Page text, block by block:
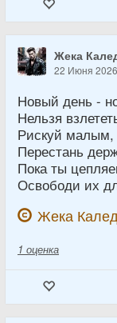
Жека
22 Июня 2026
Новый день -
Нельзя
Рискуй малым,
Перестань
Пока ты
Освободи их
Жека
1 оценка